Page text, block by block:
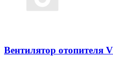
Вентилятор отопителя